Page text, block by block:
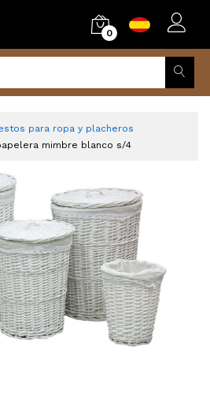
0
para ropa y placheros
mimbre blanco s/4